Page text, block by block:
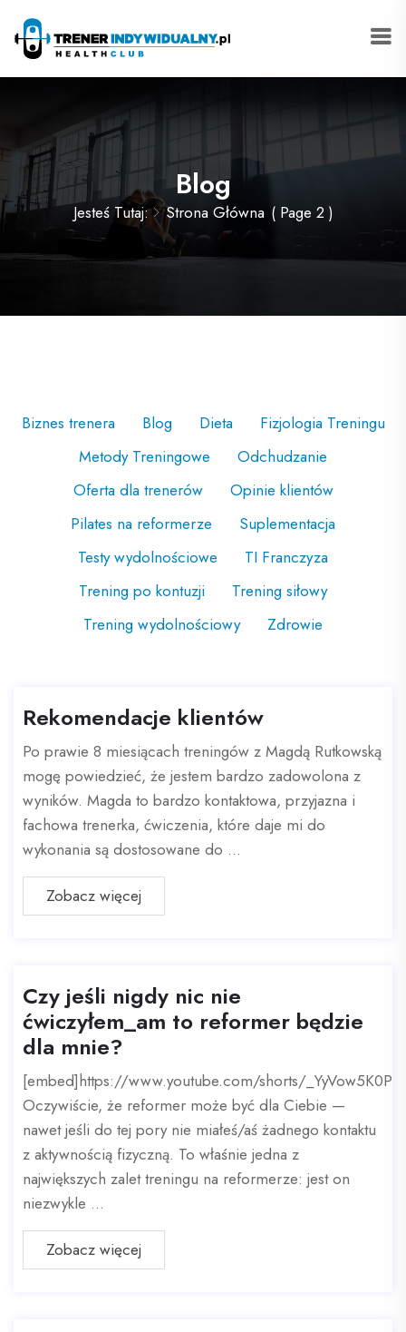
Blog
Jesteś Tutaj: Strona Główna ( Page 2 )
Biznes trenera Blog Dieta
Fizjologia Treningu
Metody Treningowe
Odchudzanie
Oferta dla trenerów
Opinie klientów
Pilates na reformerze
Suplementacja
Testy wydolnościowe
TI Franczyza
Trening po kontuzji
Trening siłowy
Trening wydolnościowy
Zdrowie
Rekomendacje klientów
Po prawie 8 miesiącach treningów z Magdą Rutkowską
mogę powiedzieć, że jestem bardzo zadowolona z
wyników. Magda to bardzo kontaktowa, przyjazna i
fachowa trenerka, ćwiczenia, które daje mi do
wykonania są dostosowane do ...
Zobacz więcej
Czy jeśli nigdy nic nie
ćwiczyłem_am to reformer będzie
dla mnie?
[embed]https://www.youtube.com/shorts/
Oczywiście, że reformer może być dla Ciebie —
nawet jeśli do tej pory nie miałeś/aś żadnego kontaktu
z aktywnością fizyczną. To właśnie jedna z
największych zalet treningu na reformerze: jest on
niezwykle ...
Zobacz więcej